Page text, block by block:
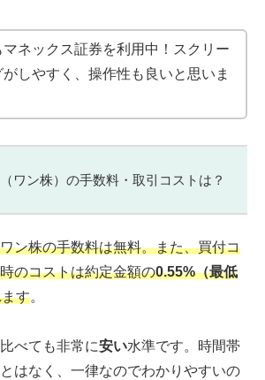
マネックス証券を利用中！スクリー
がしやすく、操作性も良いと思いま
ワン株）の手数料・取引コストは？
ン株の手数料は無料。また、買付コ
のコストは約定金額の0.55%（最低
す。
べても非常に安い水準です。時間帯
はなく、一律なのでわかりやすいの